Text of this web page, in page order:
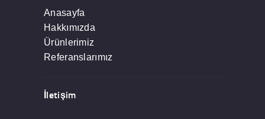
Anasayfa
Hakkımızda
Ürünlerimiz
Referanslarımız
İletişim